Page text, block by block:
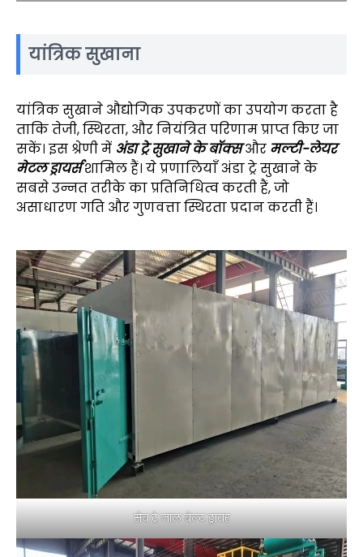
यांत्रिक सुखाना
यांत्रिक सुखाने औद्योगिक उपकरणों का उपयोग करता है
ताकि तेजी, स्थिरता, और नियंत्रित परिणाम प्राप्त किए जा
सकें। इस श्रेणी में अंडा ट्रे सुखाने के बॉक्सऔर मल्टी-लेयर
मेटल ड्रायर्सशामिल हैं। ये प्रणालियाँ अंडा ट्रे सुखाने के
सबसे उन्नत तरीके का प्रतिनिधित्व करती हैं, जो
असाधारण गति और गुणवत्ता स्थिरता प्रदान करती हैं।
सेब ट्रे जाल बेल्ट ड्रायर